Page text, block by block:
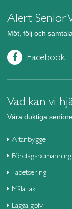
Alert Senior
Möt, följ och
Facebook
Vad kan vi
Våra duktiga
Altanbygge
Företagsbemanning
Tapetsering
Måla tak
Lägga golv